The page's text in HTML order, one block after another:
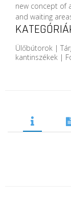
new concept of
and waiting
Ülőbútorok |
kantinszékek |